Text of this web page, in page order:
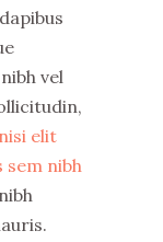
vel
nisi elit
sem nibh